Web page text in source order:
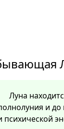
Луна
и до
психической